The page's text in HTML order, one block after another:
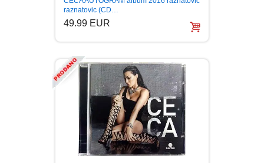
BOJANKE ZA ODRASLE
CIKLIT
DRAMA
DRUSTVENA IGRA
DUH I TELO
PAVLODERM
PAVLOVICA KREMA
100% PRIRODNO
raznatovic (CD…
49.99 EUR